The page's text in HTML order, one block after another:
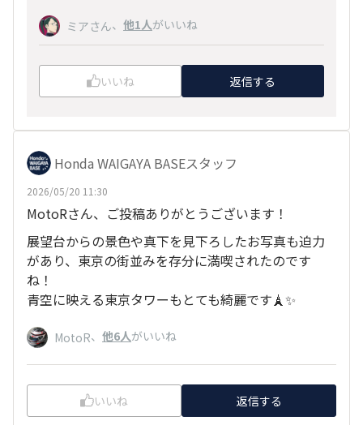
ミアさん、 他1人がいいね
いいね 返信する
Honda WAIGAYA BASEスタッフ
2026/05/20 11:30
MotoRさん、ご投稿ありがとうございます！
展望台からの景色や真下を見下ろしたお写真も迫力
があり、東京の街並みを存分に満喫されたのです
ね！
青空に映える東京タワーもとても綺麗です🗼✨
MotoR、 他6人がいいね
いいね 返信する